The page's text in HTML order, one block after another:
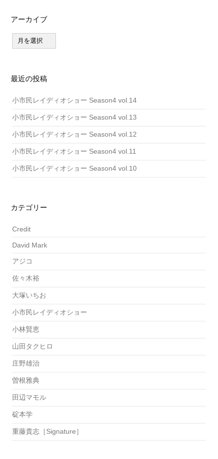
アーカイブ
ー
最近の投稿
小市民レイディオショー Season4 vol.14
小市民レイディオショー Season4 vol.13
小市民レイディオショー Season4 vol.12
小市民レイディオショー Season4 vol.11
小市民レイディオショー Season4 vol.10
カテゴリー
Credit
David Mark
アジコ
佐々木裕
大塚いちお
小市民レイディオショー
小林賢恵
山田タクヒロ
庄野雄治
曽根雅典
田辺マモル
碇本学
重藤貴志［Signature］